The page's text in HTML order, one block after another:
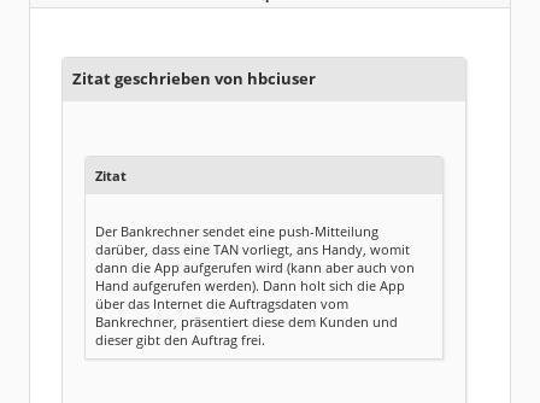
Dabei seit:
04 / 2012
Zitat geschrieben von hbciuser
Zitat
Der Bankrechner sendet eine push-Mitteilung
darüber, dass eine TAN vorliegt, ans Handy, womit
dann die App aufgerufen wird (kann aber auch von
Hand aufgerufen werden). Dann holt sich die App
über das Internet die Auftragsdaten vom
Bankrechner, präsentiert diese dem Kunden und
dieser gibt den Auftrag frei.